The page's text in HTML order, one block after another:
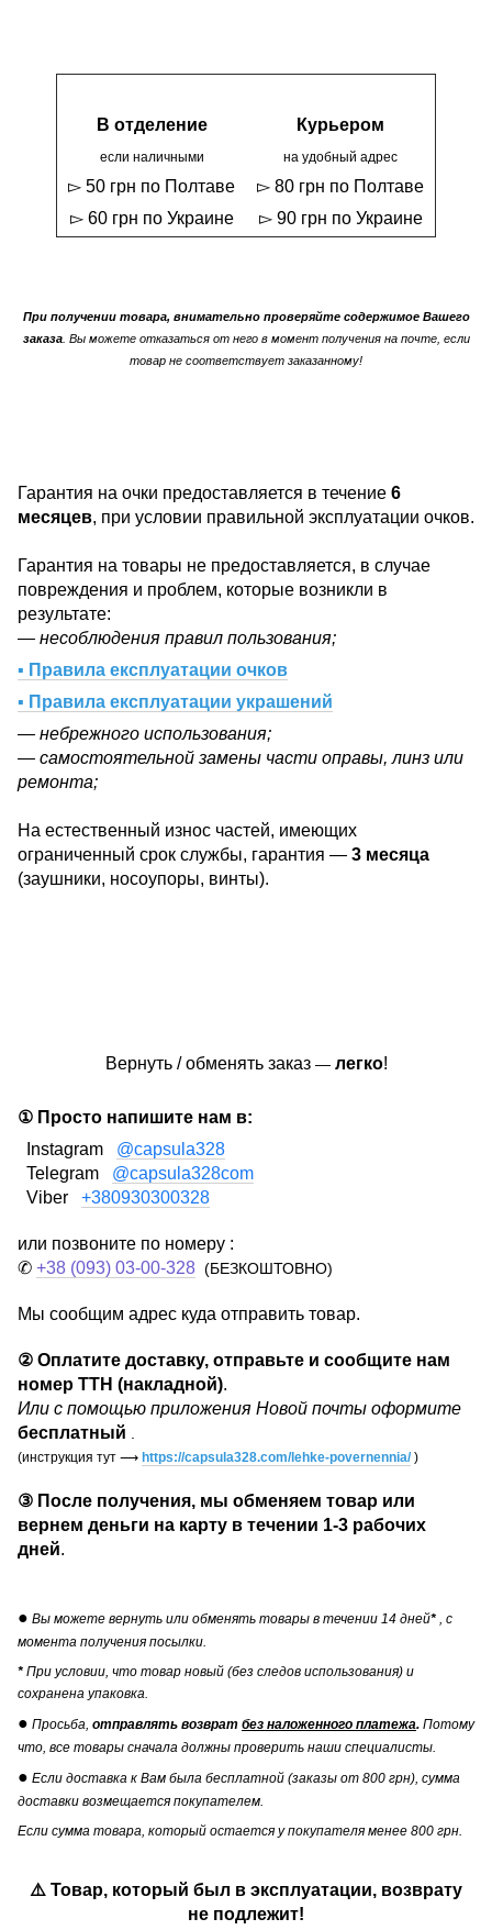
В отделение
если наличными
▻ 50 грн по Полтаве
▻ 60 грн по Украине
Курьером
на удобный адрес
▻ 80 грн по Полтаве
▻ 90 грн по Украине
При получении товара, внимательно проверяйте содержимое Вашего
заказа. Вы можете отказаться от него в момент получения на почте, если
товар не соответствует заказанному!
Гарантия на очки предоставляется в течение 6
месяцев, при условии правильной эксплуатации очков.
Гарантия на товары не предоставляется, в случае
повреждения и проблем, которые возникли в
результате:
— несоблюдения правил пользования;
▪ Правила експлуатации очков
▪ Правила експлуатации украшений
— небрежного использования;
— самостоятельной замены части оправы, линз или
ремонта;
На естественный износ частей, имеющих
ограниченный срок службы, гарантия — 3 месяца
(заушники, носоупоры, винты).
Вернуть / обменять заказ — легко!
① Просто напишите нам в:
Instagram @capsula328
Telegram @capsula328com
Viber +380930300328
или позвоните по номеру :
✆ +38 (093) 03-00-328 (БЕЗКОШТОВНО)
Мы сообщим адрес куда отправить товар.
② Оплатите доставку, отправьте и сообщите нам
номер ТТН (накладной).
Или с помощью приложения Новой почты оформите
бесплатный
(инструкция тут ⟶ https://capsula328.com/lehke-povernennia/)
③ После получения, мы обменяем товар или
вернем деньги на карту в течении 1-3 рабочих
дней.
● Вы можете вернуть или обменять товары в течении 14 дней* , с
момента получения посылки.
* При условии, что товар новый (без следов использования) и
сохранена упаковка.
● Просьба, отправлять возврат без наложенного платежа. Потому
что, все товары сначала должны проверить наши специалисты.
● Если доставка к Вам была бесплатной (заказы от 800 грн), сумма
доставки возмещается покупателем.
Если сумма товара, который остается у покупателя менее 800 грн.
⚠️ Товар, который был в эксплуатации, возврату
не подлежит!